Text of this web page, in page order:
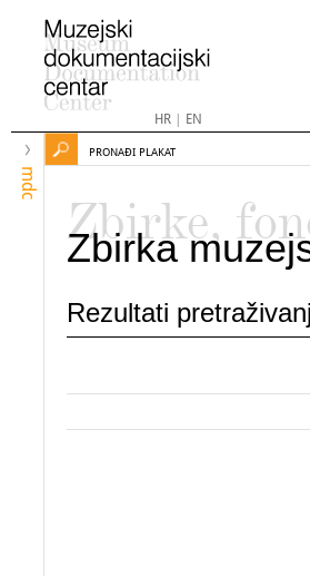
HR| EN
mdc
PRONAĐI PLAKAT
Zbirke,
Zbirka
Rezultati